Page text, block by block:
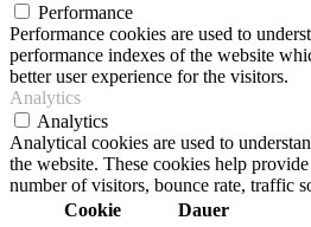
Performance
Performance cookies are used to
performance indexes of the website
better user experience for the visitors.
Analytics
Analytics
Analytical cookies are used to
the website. These cookies help
number of visitors, bounce rate, traffic
Cookie
Dauer